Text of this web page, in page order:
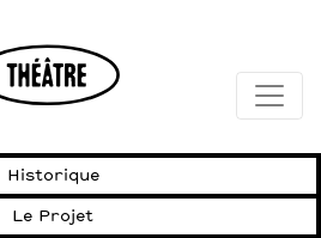
Historique
Le Projet